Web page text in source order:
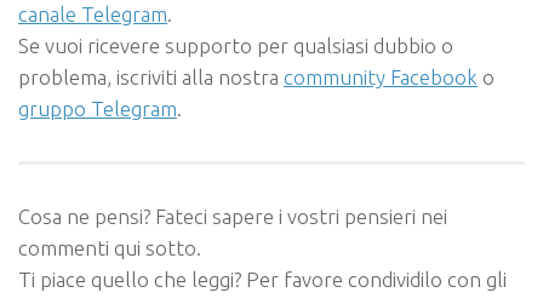
canale Telegram.
Se vuoi ricevere supporto per qualsiasi dubbio o
problema, iscriviti alla nostra community Facebook o
gruppo Telegram.
Cosa ne pensi? Fateci sapere i vostri pensieri nei
commenti qui sotto.
Ti piace quello che leggi? Per favore condividilo con gli